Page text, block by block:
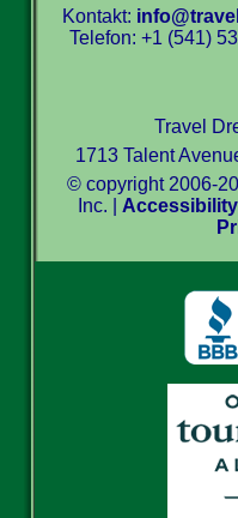
Kontakt:
Telefon: +1 (541)
Travel
1713 Talent
© copyright 2006-
Inc. |